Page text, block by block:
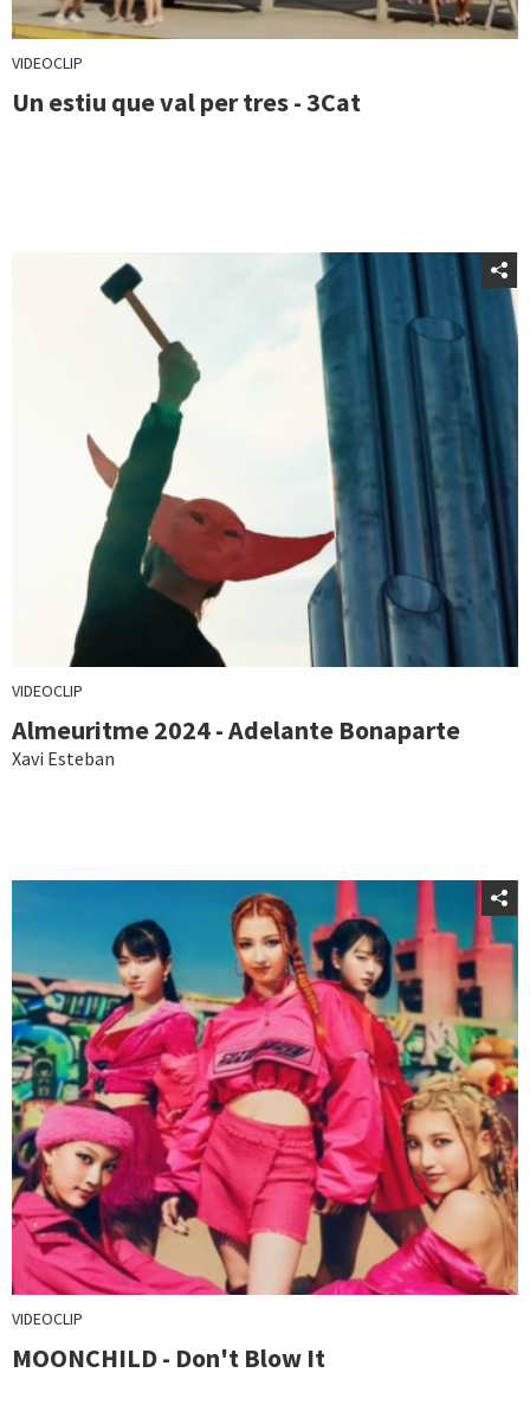
VIDEOCLIP
Un estiu que val per tres - 3Cat
VIDEOCLIP
Almeuritme 2024 - Adelante Bonaparte
Xavi Esteban
VIDEOCLIP
MOONCHILD - Don't Blow It